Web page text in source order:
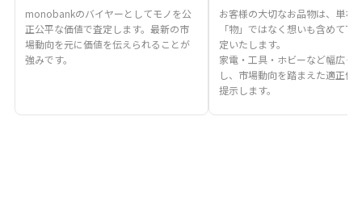
monobankのバイヤーとしてモノを公
正公平な価値で査定します。最新の市
場動向を元に価値を伝えられることが
強みです。
お客様の大切なお品物は、単な
「物」ではなく想いも含めて丁
定いたします。
家電・工具・ホビーなど幅広く
し、市場動向を踏まえた適正価
提示します。